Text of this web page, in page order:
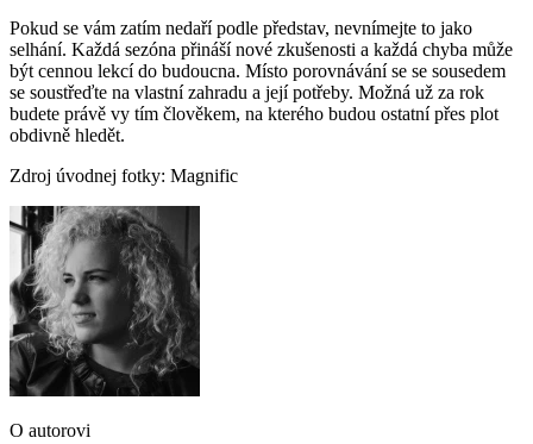
Pokud se vám zatím nedaří podle představ, nevnímejte to jako
selhání. Každá sezóna přináší nové zkušenosti a každá chyba může
být cennou lekcí do budoucna. Místo porovnávání se se sousedem
se soustřeďte na vlastní zahradu a její potřeby. Možná už za rok
budete právě vy tím člověkem, na kterého budou ostatní přes plot
obdivně hledět.
Zdroj úvodnej fotky: Magnific
O autorovi